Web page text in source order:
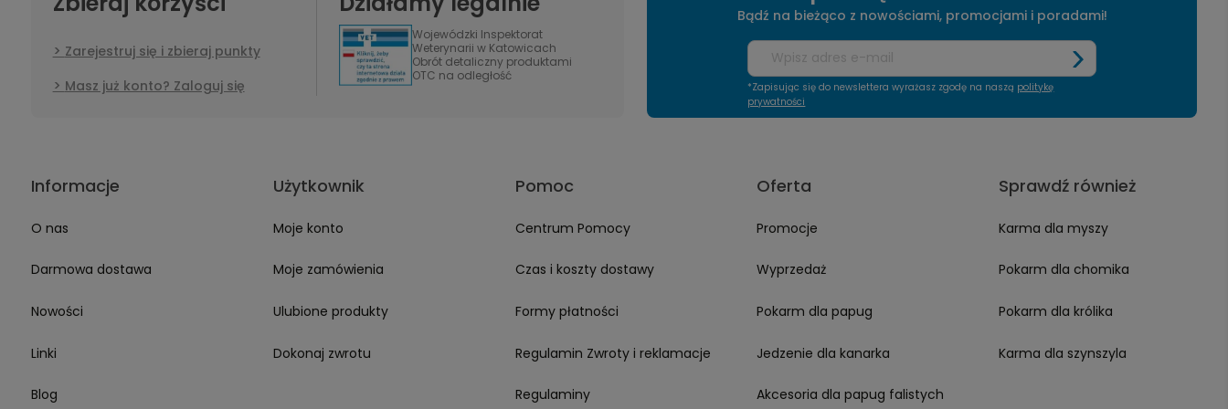
że do nas wrócisz :) Pozdrawiamy
sercu ja i moje szczury polecamy
mamy nadzieję - do szybkiego
zobaczenia!
wirtualny doradca jest dobrze
ustawiony, bo przyspieszył mi
wybór i zakupy. Strona jest
przejrzysta, czytelna i łatwo
odnaleźć mi archiwalne zakupy.
Produkty zawsze zgodne z
Z pozdrowieniami, obsługa sklepu.
mamy nadzieję - do szybkiego
mamy nadzieję - do szybkiego
Zarejestruj się i zbieraj punkty
Masz już konto? Zaloguj się
Wojewódzki Inspektorat
Weterynarii w Katowicach
Obrót detaliczny produktami
OTC na odległość
Bądź na bieżąco z nowościami, promocjami i poradami!
*Zapisując się do newslettera wyrażasz zgodę na naszą politykę
prywatności
Informacje
O nas
Darmowa dostawa
Nowości
Linki
Blog
Użytkownik
Moje konto
Moje zamówienia
Ulubione produkty
Dokonaj zwrotu
Pomoc
Centrum Pomocy
Czas i koszty dostawy
Formy płatności
Regulamin Zwroty i reklamacje
Regulaminy
Oferta
Promocje
Wyprzedaż
Pokarm dla papug
Jedzenie dla kanarka
Akcesoria dla papug falistych
Sprawdź również
Karma dla myszy
Pokarm dla chomika
Pokarm dla królika
Karma dla szynszyla